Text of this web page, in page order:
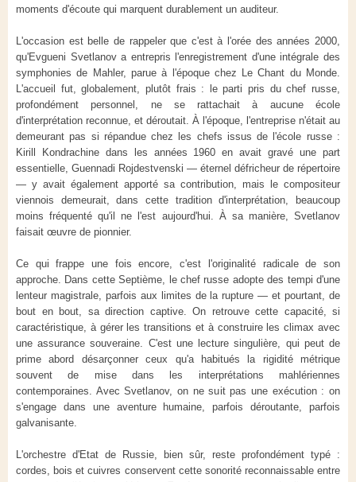
moments d'écoute qui marquent durablement un auditeur.
L'occasion est belle de rappeler que c'est à l'orée des années 2000,
qu'Evgueni Svetlanov a entrepris l'enregistrement d'une intégrale des
symphonies de Mahler, parue à l'époque chez Le Chant du Monde.
L'accueil fut, globalement, plutôt frais : le parti pris du chef russe,
profondément personnel, ne se rattachait à aucune école
d'interprétation reconnue, et déroutait. À l'époque, l'entreprise n'était au
demeurant pas si répandue chez les chefs issus de l'école russe :
Kirill Kondrachine dans les années 1960 en avait gravé une part
essentielle, Guennadi Rojdestvenski — éternel défricheur de répertoire
— y avait également apporté sa contribution, mais le compositeur
viennois demeurait, dans cette tradition d'interprétation, beaucoup
moins fréquenté qu'il ne l'est aujourd'hui. À sa manière, Svetlanov
faisait œuvre de pionnier.
Ce qui frappe une fois encore, c'est l'originalité radicale de son
approche. Dans cette Septième, le chef russe adopte des tempi d'une
lenteur magistrale, parfois aux limites de la rupture — et pourtant, de
bout en bout, sa direction captive. On retrouve cette capacité, si
caractéristique, à gérer les transitions et à construire les climax avec
une assurance souveraine. C'est une lecture singulière, qui peut de
prime abord désarçonner ceux qu'a habitués la rigidité métrique
souvent de mise dans les interprétations mahlériennes
contemporaines. Avec Svetlanov, on ne suit pas une exécution : on
s'engage dans une aventure humaine, parfois déroutante, parfois
galvanisante.
L'orchestre d'Etat de Russie, bien sûr, reste profondément typé :
cordes, bois et cuivres conservent cette sonorité reconnaissable entre